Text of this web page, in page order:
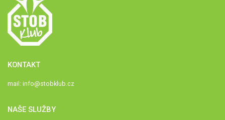
KONTAKT
mail: info@stobklub.cz
NAŠE SLUŽBY